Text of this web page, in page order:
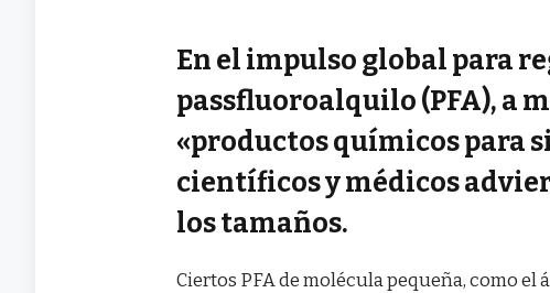
En el impulso global para
passfluoroalquilo (PFA), a
«productos químicos para
científicos y médicos
los tamaños.
Ciertos PFA de molécula pequeña, como